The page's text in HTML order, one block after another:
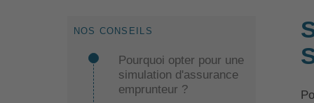
NOS CONSEILS
Pourquoi opter pour une
simulation d'assurance
emprunteur ?